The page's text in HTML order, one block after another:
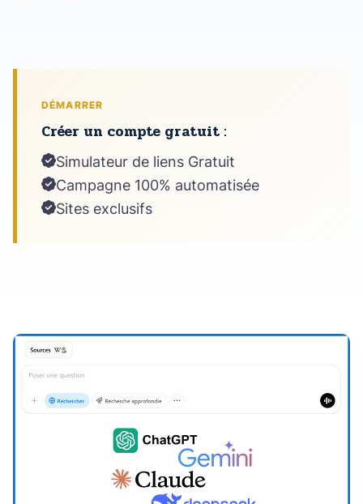
DÉMARRER
Créer un compte gratuit :
Simulateur de liens Gratuit
Campagne 100% automatisée
Sites exclusifs